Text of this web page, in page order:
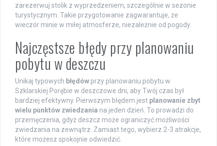
zarezerwuj stolik z wyprzedzeniem, szczególnie w sezonie
turystycznym. Takie przygotowanie zagwarantuje, że
wieczór minie w miłej atmosferze, niezależnie od pogody.
Najczęstsze błędy przy planowaniu
pobytu w deszczu
Unikaj typowych błędów przy planowaniu pobytu w
Szklarskiej Porębie w deszczowe dni, aby Twój czas był
bardziej efektywny. Pierwszym błędem jest planowanie zbyt
wielu punktów zwiedzania na jeden dzień. To prowadzi do
przemęczenia, gdyż deszcz może ograniczyć możliwości
zwiedzania na zewnątrz. Zamiast tego, wybierz 2-3 atrakcje,
które możesz spokojnie odwiedzić.